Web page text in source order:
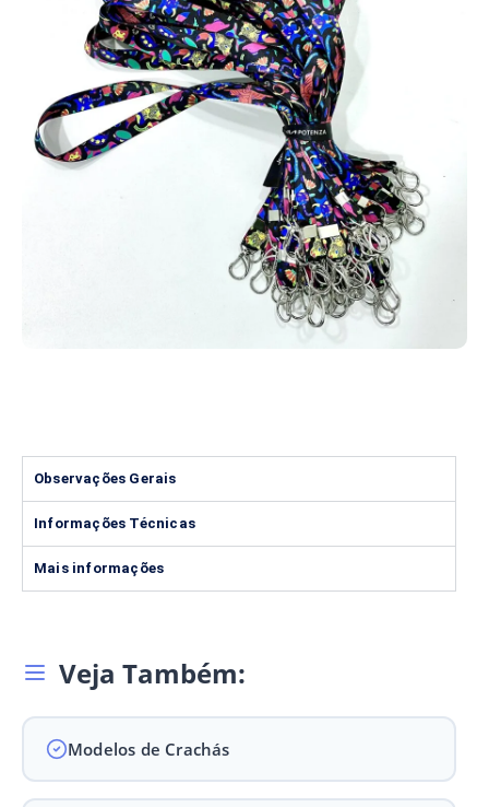
Observações Gerais
Informações Técnicas
Mais informações
Veja Também:
Modelos de Crachás